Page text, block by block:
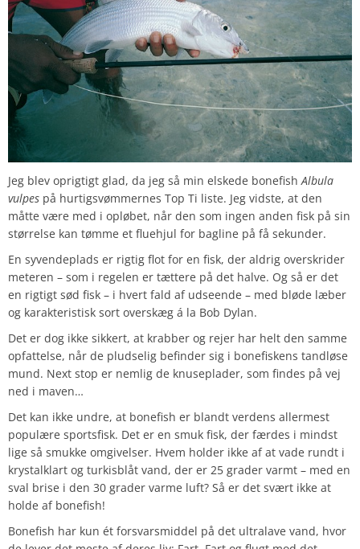
Jeg blev oprigtigt glad, da jeg så min elskede bonefishAlbula
vulpes på hurtigsvømmernes Top Ti liste. Jeg vidste, at den
måtte være med i opløbet, når den som ingen anden fisk på sin
størrelse kan tømme et fluehjul for bagline på få sekunder.
En syvendeplads er rigtig flot for en fisk, der aldrig overskrider
meteren – som i regelen er tættere på det halve. Og så er det
en rigtigt sød fisk – i hvert fald af udseende – med bløde læber
og karakteristisk sort overskæg á la Bob Dylan.
Det er dog ikke sikkert, at krabber og rejer har helt den samme
opfattelse, når de pludselig befinder sig i bonefiskens tandløse
mund. Next stop er nemlig de knuseplader, som findes på vej
ned i maven…
Det kan ikke undre, at bonefish er blandt verdens allermest
populære sportsfisk. Det er en smuk fisk, der færdes i mindst
lige så smukke omgivelser. Hvem holder ikke af at vade rundt i
krystalklart og turkisblåt vand, der er 25 grader varmt – med en
sval brise i den 30 grader varme luft? Så er det svært ikke at
holde af bonefish!
Bonefish har kun ét forsvarsmiddel på det ultralave vand, hvor